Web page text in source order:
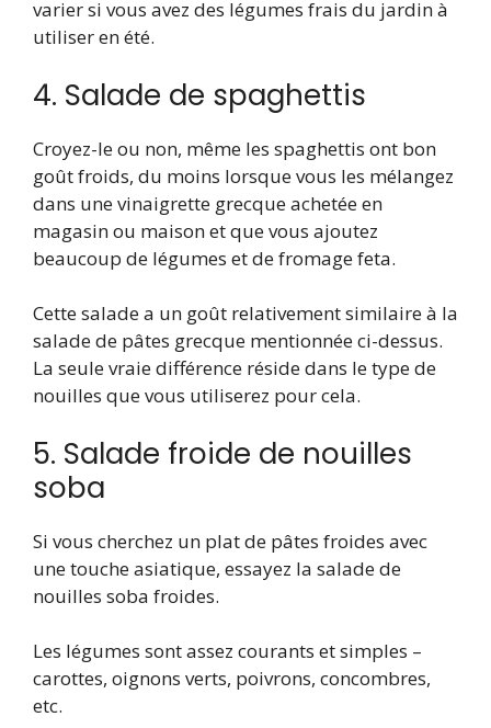
varier si vous avez des légumes frais du jardin à
utiliser en été.
4. Salade de spaghettis
Croyez-le ou non, même les spaghettis ont bon
goût froids, du moins lorsque vous les mélangez
dans une vinaigrette grecque achetée en
magasin ou maison et que vous ajoutez
beaucoup de légumes et de fromage feta.
Cette salade a un goût relativement similaire à la
salade de pâtes grecque mentionnée ci-dessus.
La seule vraie différence réside dans le type de
nouilles que vous utiliserez pour cela.
5. Salade froide de nouilles
soba
Si vous cherchez un plat de pâtes froides avec
une touche asiatique, essayez la salade de
nouilles soba froides.
Les légumes sont assez courants et simples –
carottes, oignons verts, poivrons, concombres,
etc.